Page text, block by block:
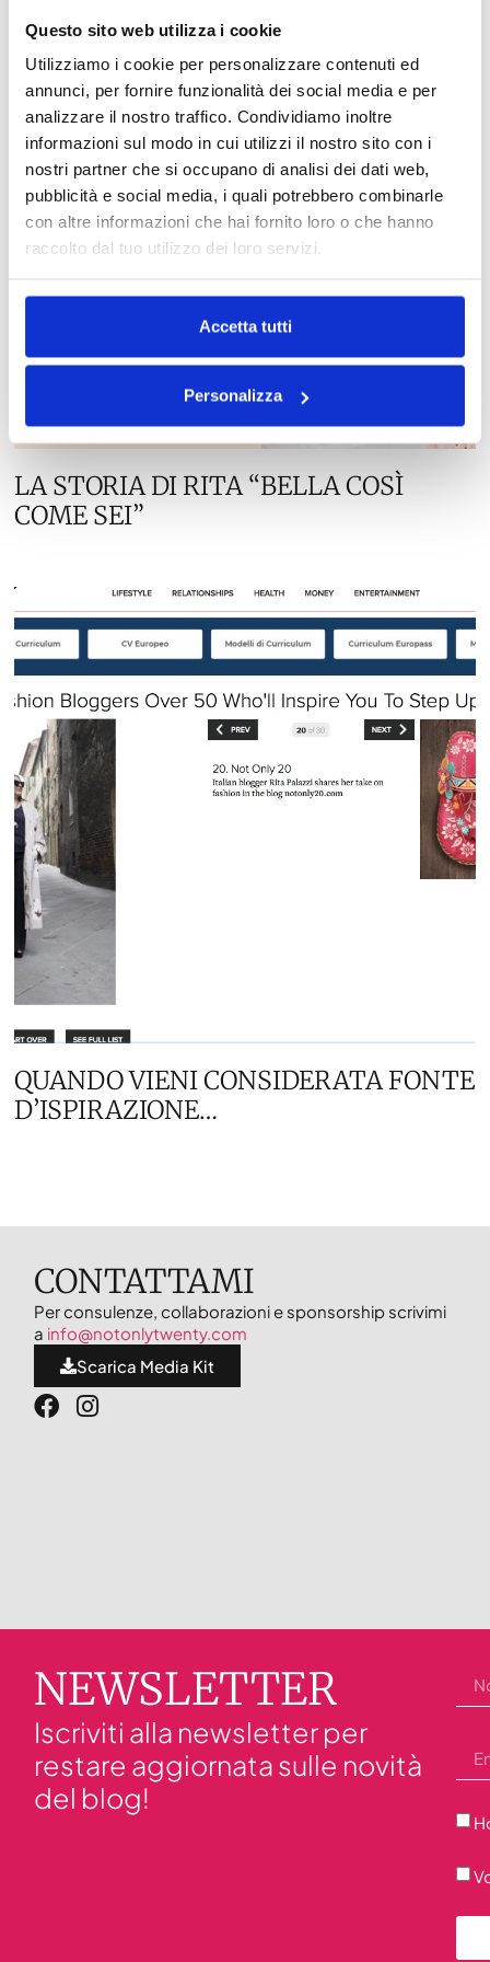
Questo sito web utilizza i cookie
Utilizziamo i cookie per personalizzare contenuti ed
annunci, per fornire funzionalità dei social media e per
analizzare il nostro traffico. Condividiamo inoltre
informazioni sul modo in cui utilizzi il nostro sito con i
nostri partner che si occupano di analisi dei dati web,
pubblicità e social media, i quali potrebbero combinarle
con altre informazioni che hai fornito loro o che hanno
raccolto dal tuo utilizzo dei loro servizi.
Accetta tutti
Personalizza
LA STORIA DI RITA “BELLA COSÌ
COME SEI”
QUANDO VIENI CONSIDERATA FONTE
D’ISPIRAZIONE…
CONTATTAMI
Per consulenze, collaborazioni e sponsorship scrivimi
a info@notonlytwenty.com
Scarica Media Kit
NEWSLETTER
Iscriviti alla newsletter per
restare aggiornata sulle novità
del blog!